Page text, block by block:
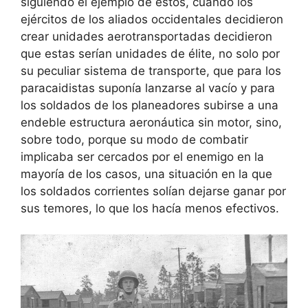
ejércitos de los aliados occidentales decidieron
crear unidades aerotransportadas decidieron
que estas serían unidades de élite, no solo por
su peculiar sistema de transporte, que para los
paracaidistas suponía lanzarse al vacío y para
los soldados de los planeadores subirse a una
endeble estructura aeronáutica sin motor, sino,
sobre todo, porque su modo de combatir
implicaba ser cercados por el enemigo en la
mayoría de los casos, una situación en la que
los soldados corrientes solían dejarse ganar por
sus temores, lo que los hacía menos efectivos.